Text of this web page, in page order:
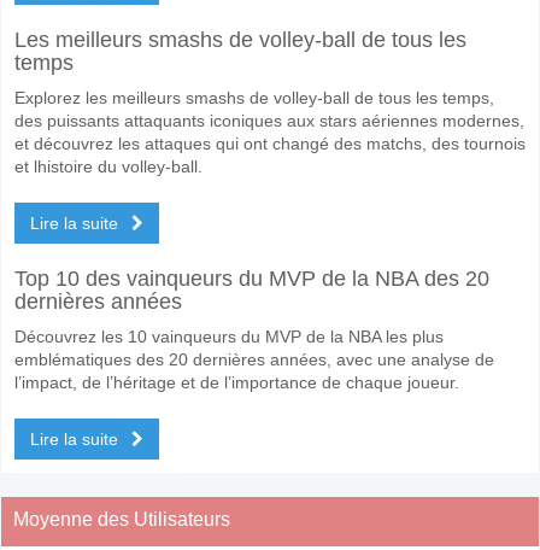
Les meilleurs smashs de volley-ball de tous les
temps
Explorez les meilleurs smashs de volley-ball de tous les temps,
des puissants attaquants iconiques aux stars aériennes modernes,
et découvrez les attaques qui ont changé des matchs, des tournois
et lhistoire du volley-ball.
Lire la suite
Top 10 des vainqueurs du MVP de la NBA des 20
dernières années
Découvrez les 10 vainqueurs du MVP de la NBA les plus
emblématiques des 20 dernières années, avec une analyse de
l’impact, de l’héritage et de l’importance de chaque joueur.
Lire la suite
Moyenne des Utilisateurs